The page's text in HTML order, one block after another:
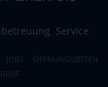
Service
JOBS
ÖFFNUNGSZEITEN